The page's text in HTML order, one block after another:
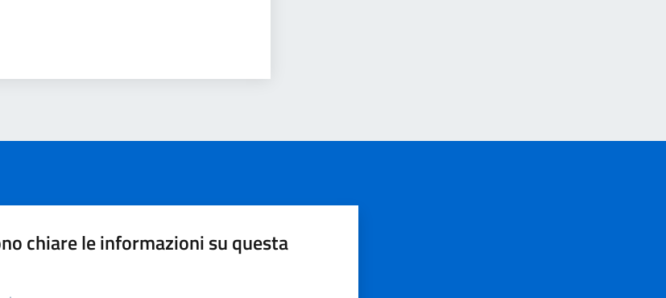
chiare le informazioni su questa